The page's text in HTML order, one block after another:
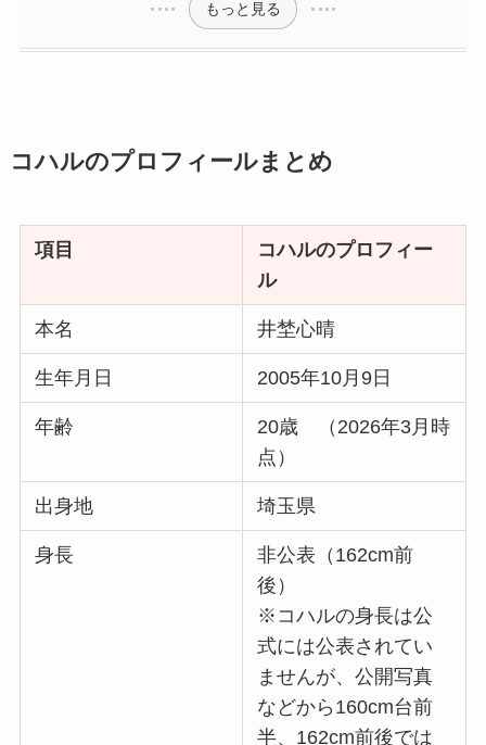
もっと見る
コハルのプロフィールまとめ
項目
コハルのプロフィー
ル
本名 井埜心晴
生年月日 2005年10月9日
年齢
20歳 （2026年3月時
点）
出身地 埼玉県
身長
非公表（162cm前
後）
※コハルの身長は公
式には公表されてい
ませんが、公開写真
などから160cm台前
半、162cm前後では